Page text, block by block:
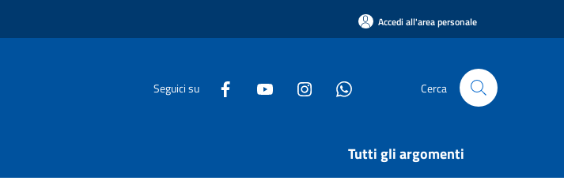
Accedi all'area personale
Seguici su Cerca
Tutti gli argomenti